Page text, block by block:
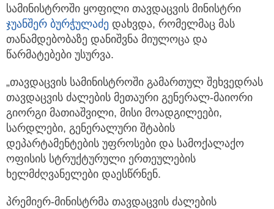
სამინისტროში ყოფილი თავდაცვის მინისტრი
ჯუანშერ ბურჭულაძე დახვდა, რომელმაც მას
თანამდებობაზე დანიშვნა მიულოცა და
წარმატებები უსურვა.
„თავდაცვის სამინისტროში გამართულ შეხვედრას
თავდაცვის ძალების მეთაური გენერალ-მაიორი
გიორგი მათიაშვილი, მისი მოადგილეები,
სარდლები, გენერალური შტაბის
დეპარტამენტების უფროსები და სამოქალაქო
ოფისის სტრუქტურული ერთეულების
ხელმძღვანელები დაესწრნენ.
პრემიერ-მინისტრმა თავდაცვის ძალების